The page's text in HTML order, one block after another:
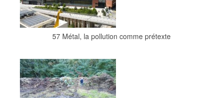
57 Métal, la pollution comme prétexte